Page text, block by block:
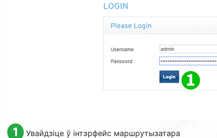
1 Увайдзіце ў інтэрфейс маршрутызатара